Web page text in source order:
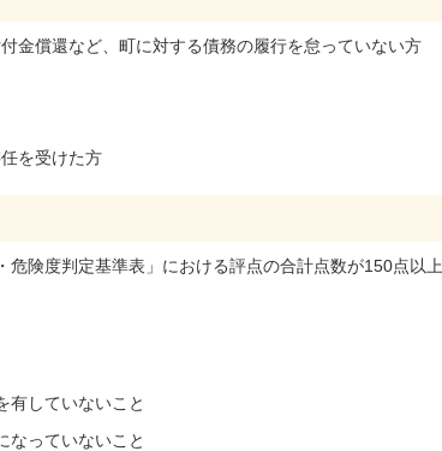
金償還など、町に対する債務の履行を怠っていない方
を受けた方
険度判定基準表」における評点の合計点数が150点以上
有していないこと
なっていないこと